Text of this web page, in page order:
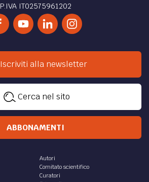
P.IVA IT02575961202
Iscriviti alla newsletter
Cerca nel sito
ABBONAMENTI
Autori
Comitato scientifico
Curatori